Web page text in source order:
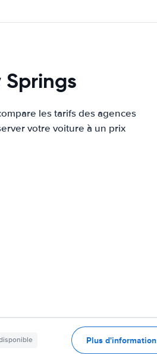
les tarifs des agences
votre voiture à un prix
Plus d'information